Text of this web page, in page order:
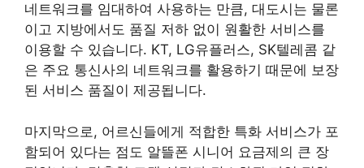
네트워크를 임대하여 사용하는 만큼, 대도시는 물론
이고 지방에서도 품질 저하 없이 원활한 서비스를
이용할 수 있습니다. KT, LG유플러스, SK텔레콤 같
은 주요 통신사의 네트워크를 활용하기 때문에 보장
된 서비스 품질이 제공됩니다.
마지막으로, 어르신들에게 적합한 특화 서비스가 포
함되어 있다는 점도 알뜰폰 시니어 요금제의 큰 장